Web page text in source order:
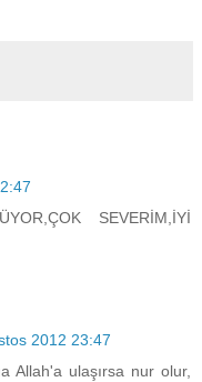
SEVERİM,İYİ
2012 23:47
Allah'a ulaşırsa nur olur,